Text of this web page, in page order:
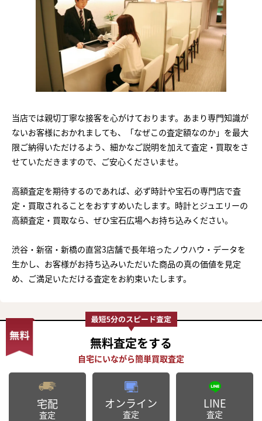
当店では親切丁寧な接客を心がけております。あまり専門知識が
ないお客様におかれましても、「なぜこの査定額なのか」を最大
限ご納得いただけるよう、細かなご説明を加えて査定・買取をさ
せていただきますので、ご安心くださいませ。
高額査定を期待するのであれば、必ず時計や宝石の専門店で査
定・買取されることをおすすめいたします。時計とジュエリーの
高額査定・買取なら、ぜひ宝石広場へお持ち込みください。
渋谷・新宿・新橋の直営3店舗で長年培ったノウハウ・データを
生かし、お客様がお持ち込みいただいた商品の真の価値を見定
め、ご満足いただける査定をお約束いたします。
無料査定をする
宅配
査定
オンライン
査定
LINE
査定